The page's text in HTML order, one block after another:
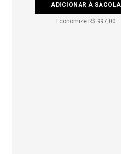
ADICIONAR À SACOLA
Economize R$ 997,00